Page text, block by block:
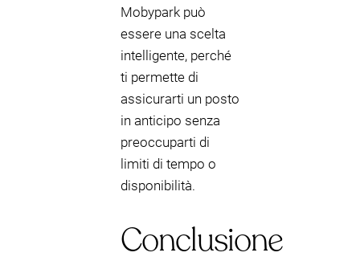
Mobypark può
essere una scelta
intelligente, perché
ti permette di
assicurarti un posto
in anticipo senza
preoccuparti di
limiti di tempo o
disponibilità.
Conclusione